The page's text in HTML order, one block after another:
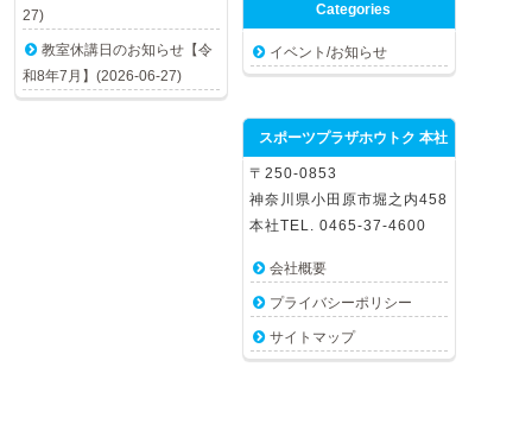
27)
教室休講日のお知らせ【令
和8年7月】(2026-06-27)
Categories
イベント/お知らせ
スポーツプラザホウトク 本社
〒250-0853
神奈川県小田原市堀之内458
本社TEL. 0465-37-4600
会社概要
プライバシーポリシー
サイトマップ